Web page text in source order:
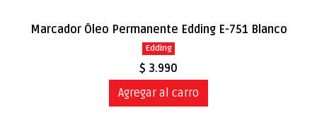
Marcador Óleo Permanente Edding E-751 Blanco
Edding
$ 3.990
Agregar al carro